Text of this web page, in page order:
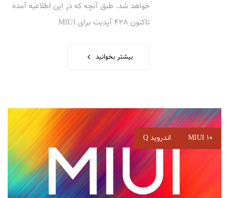
خواهد شد. طبق آنچه که در این اطلاعیه آمده
تاکنون 428 آپدیت برای MIUI
بیشتر بخوانید
برچسب‌
ها
MIUI 10 اندروید Q